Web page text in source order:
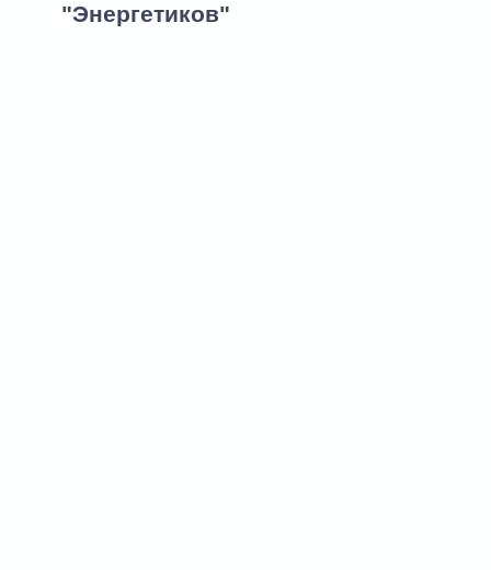
"Энергетиков"